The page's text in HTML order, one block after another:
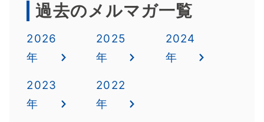
過去のメルマガ一覧
2026
年
2025
年
2024
年
2023
年
2022
年